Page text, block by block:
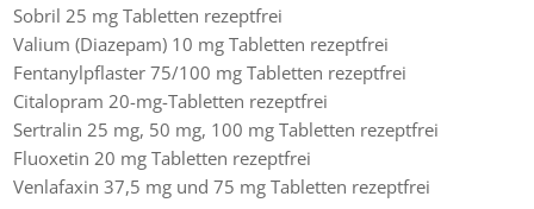
Sobril 25 mg Tabletten rezeptfrei
Valium (Diazepam) 10 mg Tabletten rezeptfrei
Fentanylpflaster 75/100 mg Tabletten rezeptfrei
Citalopram 20-mg-Tabletten rezeptfrei
Sertralin 25 mg, 50 mg, 100 mg Tabletten rezeptfrei
Fluoxetin 20 mg Tabletten rezeptfrei
Venlafaxin 37,5 mg und 75 mg Tabletten rezeptfrei